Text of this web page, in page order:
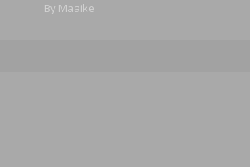
By Maaike